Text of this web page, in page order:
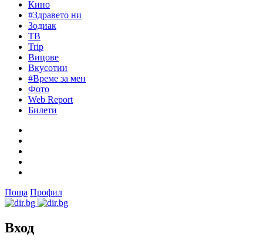
Кино
#Здравето ни
Зодиак
ТВ
Trip
Вицове
Вкусотии
#Време за мен
Фото
Web Report
Билети
Поща Профил
Вход